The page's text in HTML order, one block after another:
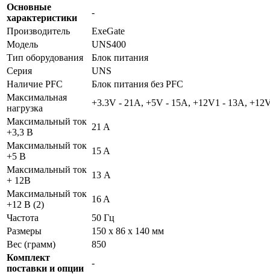
Основные
характеристики
-
Производитель
ExeGate
Модель
UNS400
Тип оборудования
Блок питания
Серия
UNS
Наличие PFC
Блок питания без PFC
Максимальная
нагрузка
+3.3V - 21A, +5V - 15A, +12V1 - 13A,
Максимальный ток
+3,3 В
21 A
Максимальный ток
+5 В
15 A
Максимальный ток
+ 12В
13 А
Максимальный ток
+12 В (2)
16 A
Частота
50 Гц
Размеры
150 x 86 x 140 мм
Вес (грамм)
850
Комплект
поставки и опции
-